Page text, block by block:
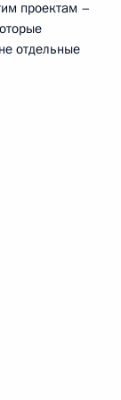
проектам –
отдельные